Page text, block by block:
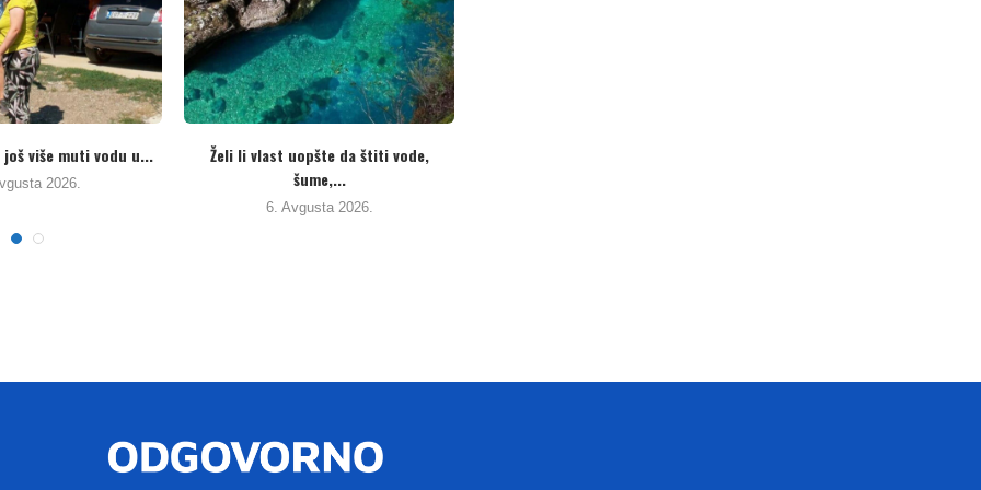
traži preispitivanje odluke
Okružnog suda u Banjaluci...
Potpisani novi kolektivni ugovori za
5. Avgusta 2026.